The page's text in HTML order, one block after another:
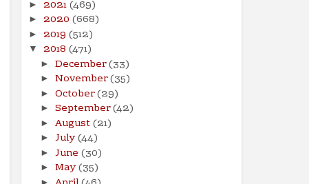
► 2021(469)
► 2020 (668)
► 2019 (512)
▼ 2018 (471)
► December(33)
► November(35)
► October(29)
► September(42)
► August(21)
► July(44)
► June (30)
► May(35)
►